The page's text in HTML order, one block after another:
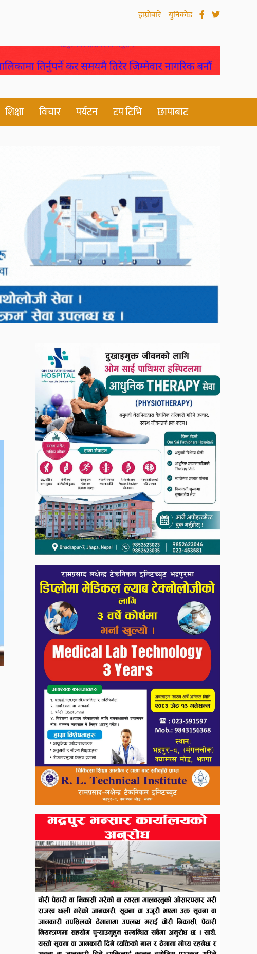
हाम्रोबारे युनिकोड
शिक्षा विचार पर्यटन टप टिभि छापाबाट